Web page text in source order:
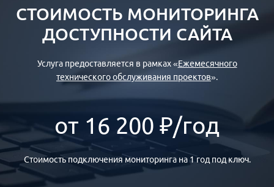
СТОИМОСТЬ МОНИТОРИНГА
ДОСТУПНОСТИ САЙТА
Услуга предоставляется в рамках «Ежемесячного
технического обслуживания проектов».
от 16 200 ₽/год
Стоимость подключения мониторинга на 1 год под ключ.